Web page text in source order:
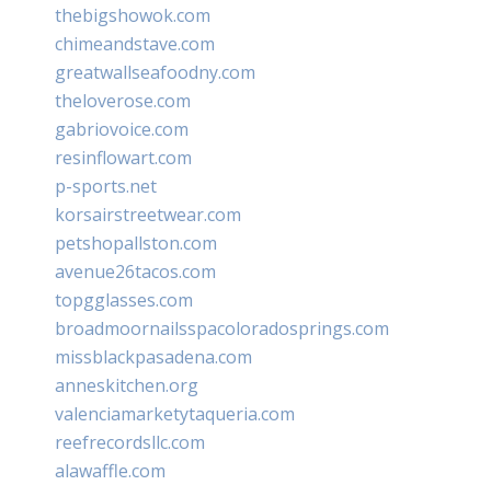
thebigshowok.com
chimeandstave.com
greatwallseafoodny.com
theloverose.com
gabriovoice.com
resinflowart.com
p-sports.net
korsairstreetwear.com
petshopallston.com
avenue26tacos.com
topgglasses.com
broadmoornailsspacoloradosprings.com
missblackpasadena.com
anneskitchen.org
valenciamarketytaqueria.com
reefrecordsllc.com
alawaffle.com